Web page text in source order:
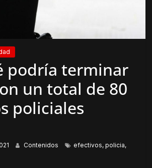
podría terminar
un total de 80
policiales
Contenidos efectivos,policia,